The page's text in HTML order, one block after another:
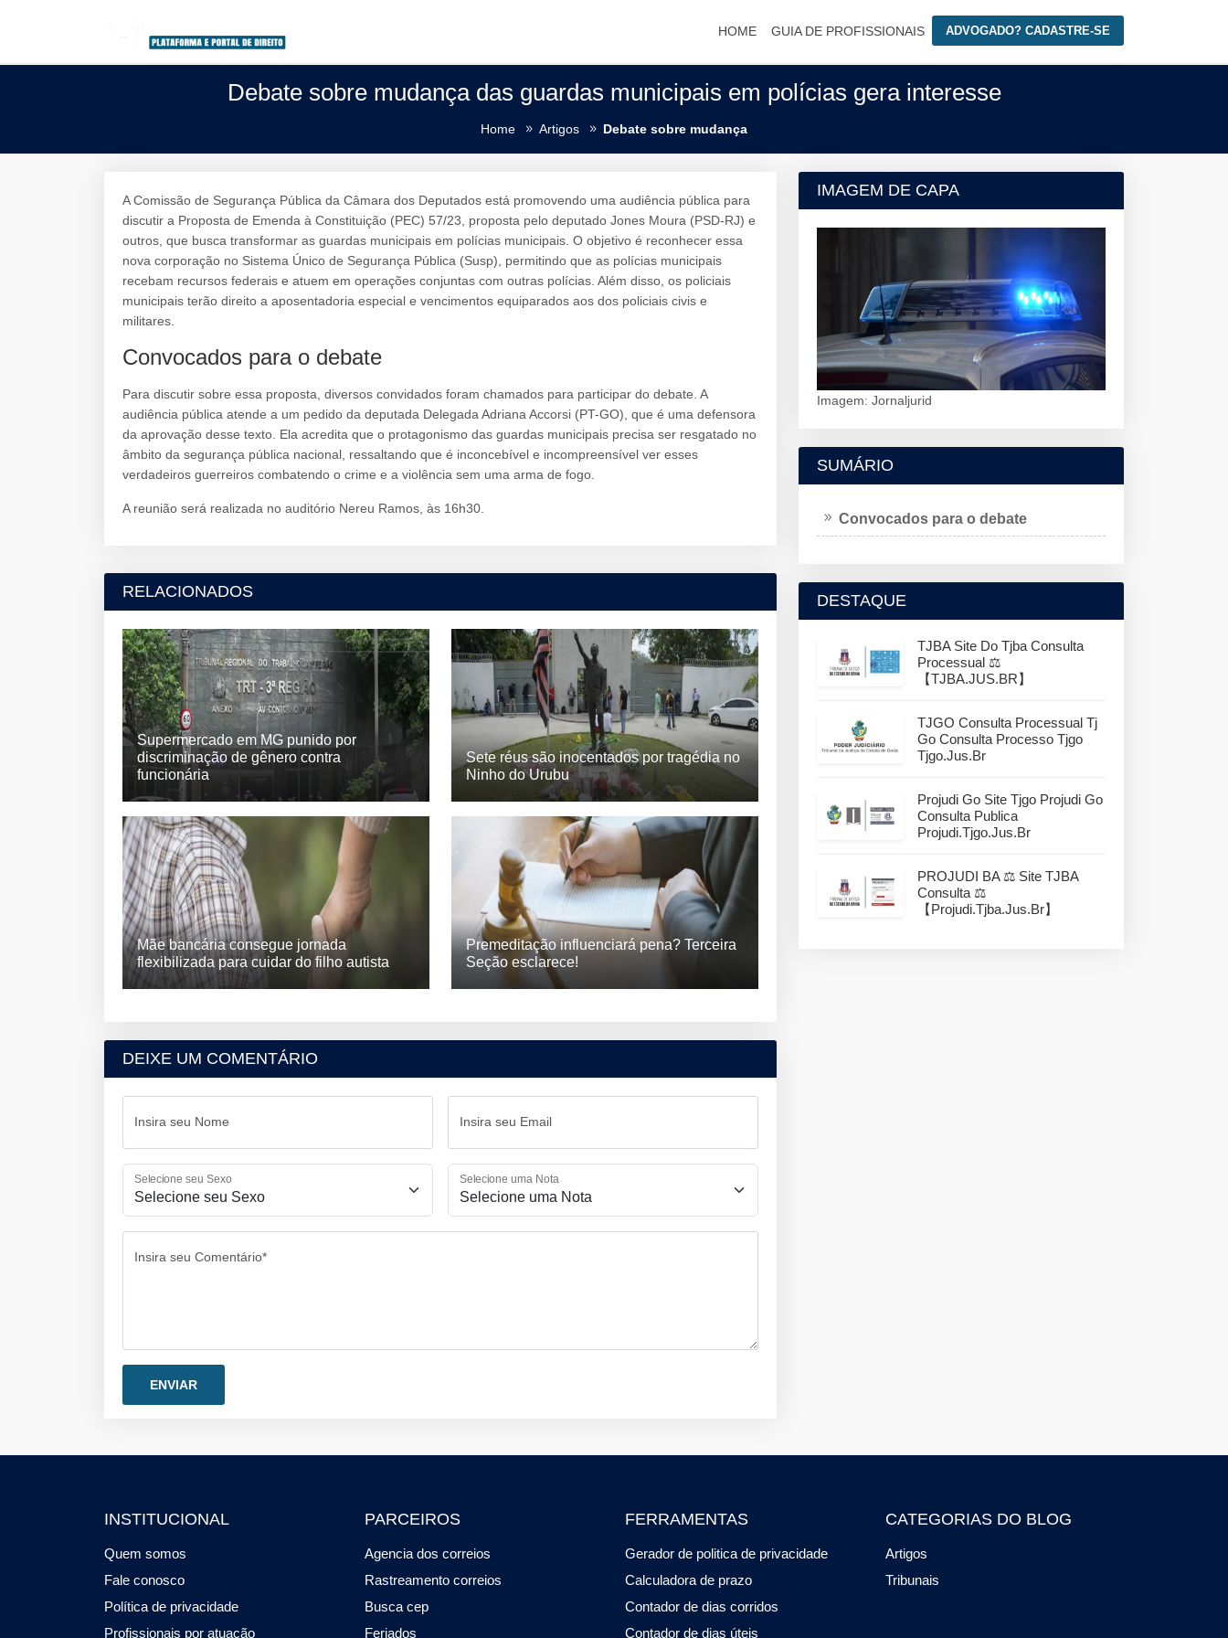
HOME GUIA DE PROFISSIONAIS ADVOGADO? CADASTRE-SE
Debate sobre mudança das guardas municipais em polícias gera interesse
Home Artigos Debate sobre mudança
A Comissão de Segurança Pública da Câmara dos Deputados está promovendo uma audiência pública para
discutir a Proposta de Emenda à Constituição (PEC) 57/23, proposta pelo deputado Jones Moura (PSD-RJ) e
outros, que busca transformar as guardas municipais em polícias municipais. O objetivo é reconhecer essa
nova corporação no Sistema Único de Segurança Pública (Susp), permitindo que as polícias municipais
recebam recursos federais e atuem em operações conjuntas com outras polícias. Além disso, os policiais
municipais terão direito a aposentadoria especial e vencimentos equiparados aos dos policiais civis e
militares.
Convocados para o debate
Para discutir sobre essa proposta, diversos convidados foram chamados para participar do debate. A
audiência pública atende a um pedido da deputada Delegada Adriana Accorsi (PT-GO), que é uma defensora
da aprovação desse texto. Ela acredita que o protagonismo das guardas municipais precisa ser resgatado no
âmbito da segurança pública nacional, ressaltando que é inconcebível e incompreensível ver esses
verdadeiros guerreiros combatendo o crime e a violência sem uma arma de fogo.
A reunião será realizada no auditório Nereu Ramos, às 16h30.
RELACIONADOS
Supermercado em MG punido por
discriminação de gênero contra
funcionária
Sete réus são inocentados por tragédia no
Ninho do Urubu
Mãe bancária consegue jornada
flexibilizada para cuidar do filho autista
Premeditação influenciará pena? Terceira
Seção esclarece!
DEIXE UM COMENTÁRIO
Insira seu Nome Insira seu Email
Selecione seu Sexo Selecione uma Nota
Insira seu Comentário*
IMAGEM DE CAPA
Imagem: Jornaljurid
SUMÁRIO
Convocados para o debate
DESTAQUE
TJBA Site Do Tjba Consulta
Processual ⚖️
【TJBA.JUS.BR】
TJGO Consulta Processual Tj
Go Consulta Processo Tjgo
Tjgo.jus.br
Projudi Go Site Tjgo Projudi Go
Consulta Publica
Projudi.tjgo.jus.br
PROJUDI BA ⚖️ Site TJBA
Consulta ⚖️
【projudi.tjba.jus.br】
INSTITUCIONAL
Quem somos
Fale conosco
Política de privacidade
Profissionais por atuação
PARCEIROS
Agencia dos correios
Rastreamento correios
Busca cep
Feriados
FERRAMENTAS
Gerador de politica de privacidade
Calculadora de prazo
Contador de dias corridos
Contador de dias úteis
CATEGORIAS DO BLOG
Artigos
Tribunais